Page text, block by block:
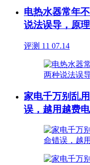
电热水器常年
说法误导，原
评测 11 07.14
家电千万别乱
误，越用越费